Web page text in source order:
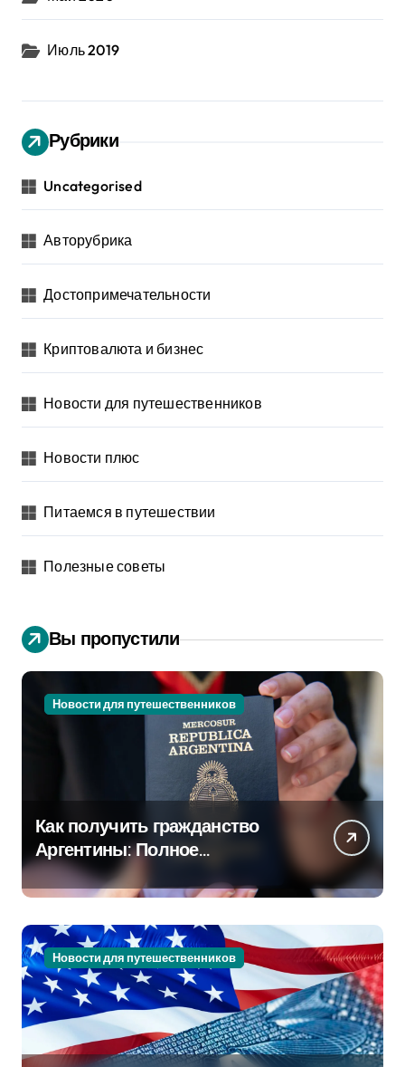
Июль 2019
Рубрики
Uncategorised
Авторубрика
Достопримечательности
Криптовалюта и бизнес
Новости для путешественников
Новости плюс
Питаемся в путешествии
Полезные советы
Вы пропустили
Новости для путешественников
Как получить гражданство
Аргентины: Полное
руководство
Новости для путешественников